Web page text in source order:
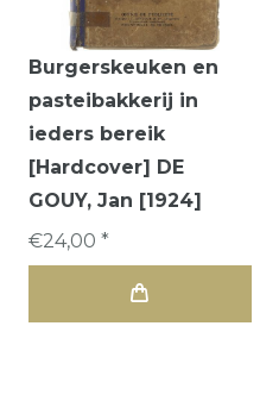
Burgerskeuken en
pasteibakkerij in
ieders bereik
[Hardcover] DE
GOUY, Jan [1924]
€24,00 *